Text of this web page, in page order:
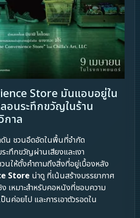
Store มันแอบอยู่ใน
อนระทึกขวัญในร้าน
กาล
น ชวนอึดอัดในพื้นที่จำกัด
ระทึกขวัญผ่านเสียงและเงา
นให้ตั้งคำถามถึงสิ่งที่อยู่เบื้องหลัง
Store น่าดู ที่เน้นสร้างบรรยากาศ
เหมาะสำหรับคอหนังที่ชอบความ
ค่อยไป และการเอาตัวรอดใน